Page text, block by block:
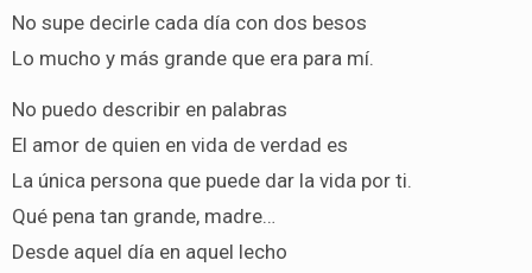
No supe decirle cada día con dos besos
Lo mucho y más grande que era para mí.
No puedo describir en palabras
El amor de quien en vida de verdad es
La única persona que puede dar la vida por ti.
Qué pena tan grande, madre…
Desde aquel día en aquel lecho